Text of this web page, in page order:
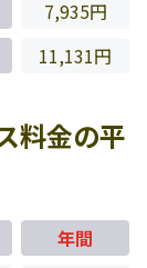
7,935円
11,131円
料金の平
年間